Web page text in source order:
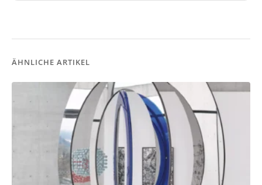
ÄHNLICHE ARTIKEL